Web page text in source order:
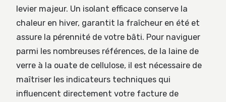
levier majeur. Un isolant efficace conserve la
chaleur en hiver, garantit la fraîcheur en été et
assure la pérennité de votre bâti. Pour naviguer
parmi les nombreuses références, de la laine de
verre à la ouate de cellulose, il est nécessaire de
maîtriser les indicateurs techniques qui
influencent directement votre facture de